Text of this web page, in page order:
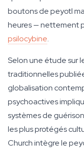
boutons de peyotl
heures — nettement
psilocybine.
Selon une étude sur
traditionnelles
globalisation
psychoactives
systèmes de
les plus protégés
Church intègre le